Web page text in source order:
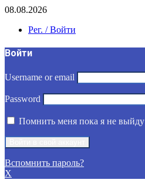
08.08.2026
Рег. / Войти
Войти
Username or email
Password
Помнить меня пока я не выйду
Вспомнить пароль?
X